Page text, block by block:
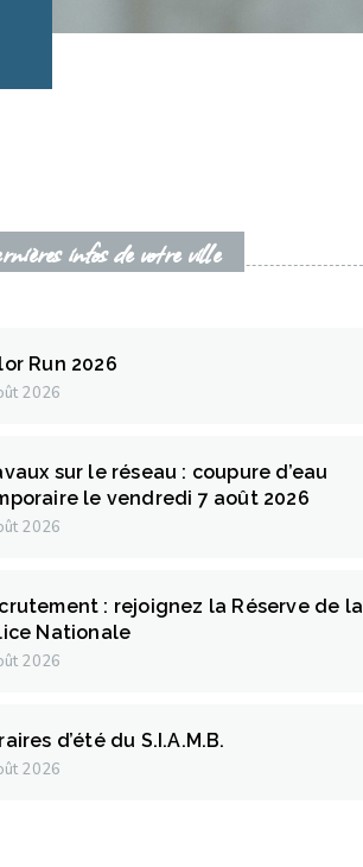
infos de votre ville
Run 2026
2026
sur le réseau : coupure d’eau
le vendredi 7 août 2026
2026
: rejoignez la Réserve de la
Nationale
2026
d’été du S.I.A.M.B.
2026